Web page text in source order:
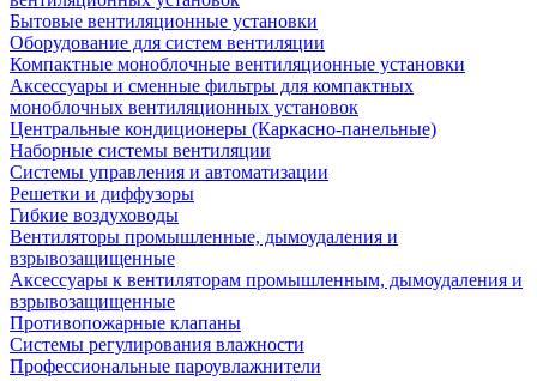
Бытовые вентиляционные установки
Оборудование для систем вентиляции
Компактные моноблочные вентиляционные установки
Аксессуары и сменные фильтры для компактных
моноблочных вентиляционных установок
Центральные кондиционеры (Каркасно-панельные)
Наборные системы вентиляции
Системы управления и автоматизации
Решетки и диффузоры
Гибкие воздуховоды
Вентиляторы промышленные, дымоудаления и
взрывозащищенные
Аксессуары к вентиляторам промышленным, дымоудаления и
взрывозащищенные
Противопожарные клапаны
Системы регулирования влажности
Профессиональные пароувлажнители